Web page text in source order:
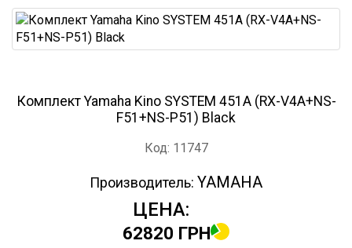
Комплект Yamaha Kino SYSTEM 451A (RX-V4A+NS-
F51+NS-P51) Black
Код: 11747
Производитель: YAMAHA
ЦЕНА:
62820 ГРН